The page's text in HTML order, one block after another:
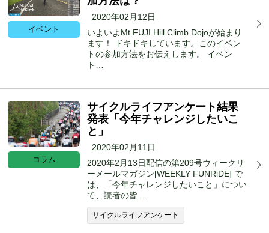
イベント
2020年02月12日
いよいよMt.FUJI Hill Climb Dojoが始まり
ます！ ドキドキしています。このイベン
トの参加方法をお伝えします。 イベン
ト…
コラム
サイクルライフアンケート結果
発表「今年チャレンジしたいこ
と」
2020年02月11日
2020年2月13日配信の第209号ウィークリ
ーメールマガジン[WEEKLY FUNRiDE] で
は、「今年チャレンジしたいこと」につい
て、読者の皆…
サイクルライフアンケート